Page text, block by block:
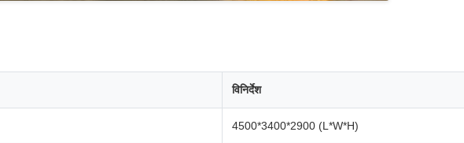
विनिर्देश
4500*3400*2900 (L*W*H)